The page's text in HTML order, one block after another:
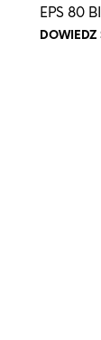
EPS 80
DOWIEDZ